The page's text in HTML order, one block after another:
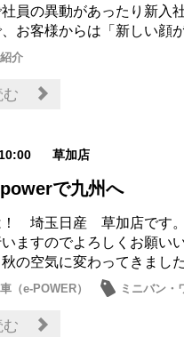
員の異動があったり新入
お客様からは「新しい顔
介
草加店
で九州へ
！ 埼玉日産 草加店です
ますのでよろしくお願い
の空気に変わってきまし
（e-POWER） ミニバン・
ボイス